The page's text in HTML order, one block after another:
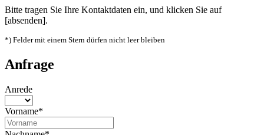
Bitte tragen Sie Ihre Kontaktdaten ein, und klicken Sie auf
[absenden].
*) Felder mit einem Stern dürfen nicht leer bleiben
Anfrage
Anrede
Vorname*